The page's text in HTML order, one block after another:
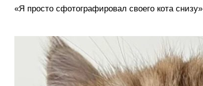
«Я просто сфотографировал своего кота снизу»